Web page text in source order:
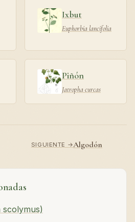
Ixbut
Euphorbia lancifolia
Piñón
Jatropha curcas
SIGUIENTE →Algodón